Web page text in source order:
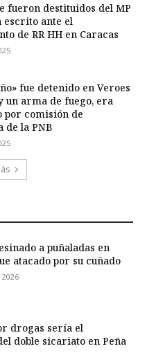
fueron destituidos del MP
ante el
de RR HH en Caracas
fue detenido en Veroes
un arma de fuego, era
por comisión de
de la PNB
a puñaladas en
atacado por su cuñado
drogas sería el
doble sicariato en Peña